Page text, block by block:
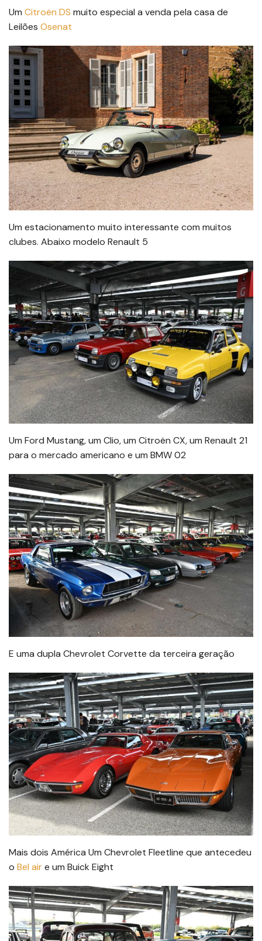
Um Citroën DS muito especial a venda pela casa de
Leilões Osenat
Um estacionamento muito interessante com muitos
clubes. Abaixo modelo Renault 5
Um Ford Mustang, um Clio, um Citroën CX, um Renault 21
para o mercado americano e um BMW 02
E uma dupla Chevrolet Corvette da terceira geração
Mais dois América Um Chevrolet Fleetline que antecedeu
o Bel aire um Buick Eight